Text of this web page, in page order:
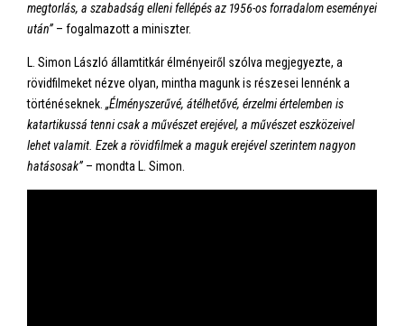
megtorlás, a szabadság elleni fellépés az 1956-os forradalom eseményei
után” – fogalmazott a miniszter.
L. Simon László államtitkár élményeiről szólva megjegyezte, a
rövidfilmeket nézve olyan, mintha magunk is részesei lennénk a
történéseknek. „Élményszerűvé, átélhetővé, érzelmi értelemben is
katartikussá tenni csak a művészet erejével, a művészet eszközeivel
lehet valamit. Ezek a rövidfilmek a maguk erejével szerintem nagyon
hatásosak” – mondta L. Simon.